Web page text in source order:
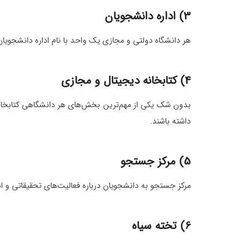
3) اداره دانشجویان
هر دانشگاه دولتی و مجازی یک واحد با نام اداره
4) کتابخانه دیجیتال و مجازی
بدون شک یکی از مهم‌ترین بخش‌های هر دانشگاهی کتابخانه
داشته باشند.
5) مرکز جستجو
مرکز جستجو به دانشجویان درباره فعالیت‌های تحقیقاتی و
6) تخته سیاه